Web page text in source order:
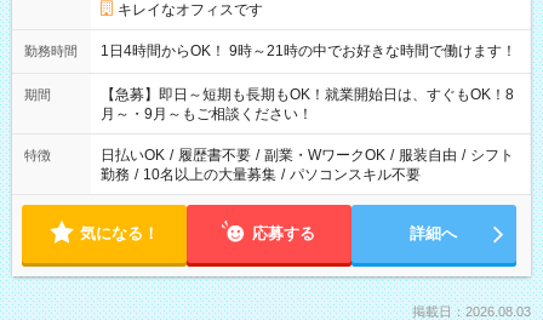
キレイなオフィスです
勤務時間 1日4時間からOK！ 9時～21時の中でお好きな時間で働けます！
期間
【急募】即日～短期も長期もOK！就業開始日は、すぐもOK！8
月～・9月～もご相談ください！
特徴 日払いOK / 履歴書不要 / 副業・WワークOK / 服装自由 / シフト
勤務 / 10名以上の大量募集 / パソコンスキル不要
気になる！ 応募する 詳細へ
掲載日：2026.08.03